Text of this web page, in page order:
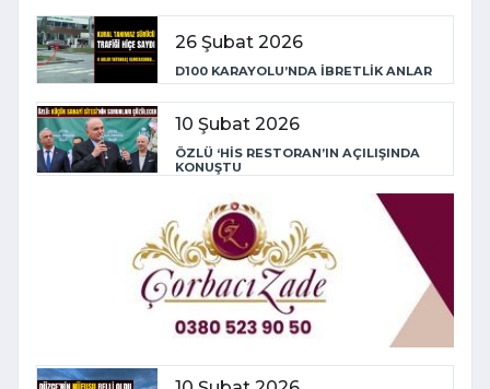
26 Şubat 2026
D100 KARAYOLU’NDA İBRETLİK ANLAR
10 Şubat 2026
ÖZLÜ ‘HİS RESTORAN’IN AÇILIŞINDA
KONUŞTU